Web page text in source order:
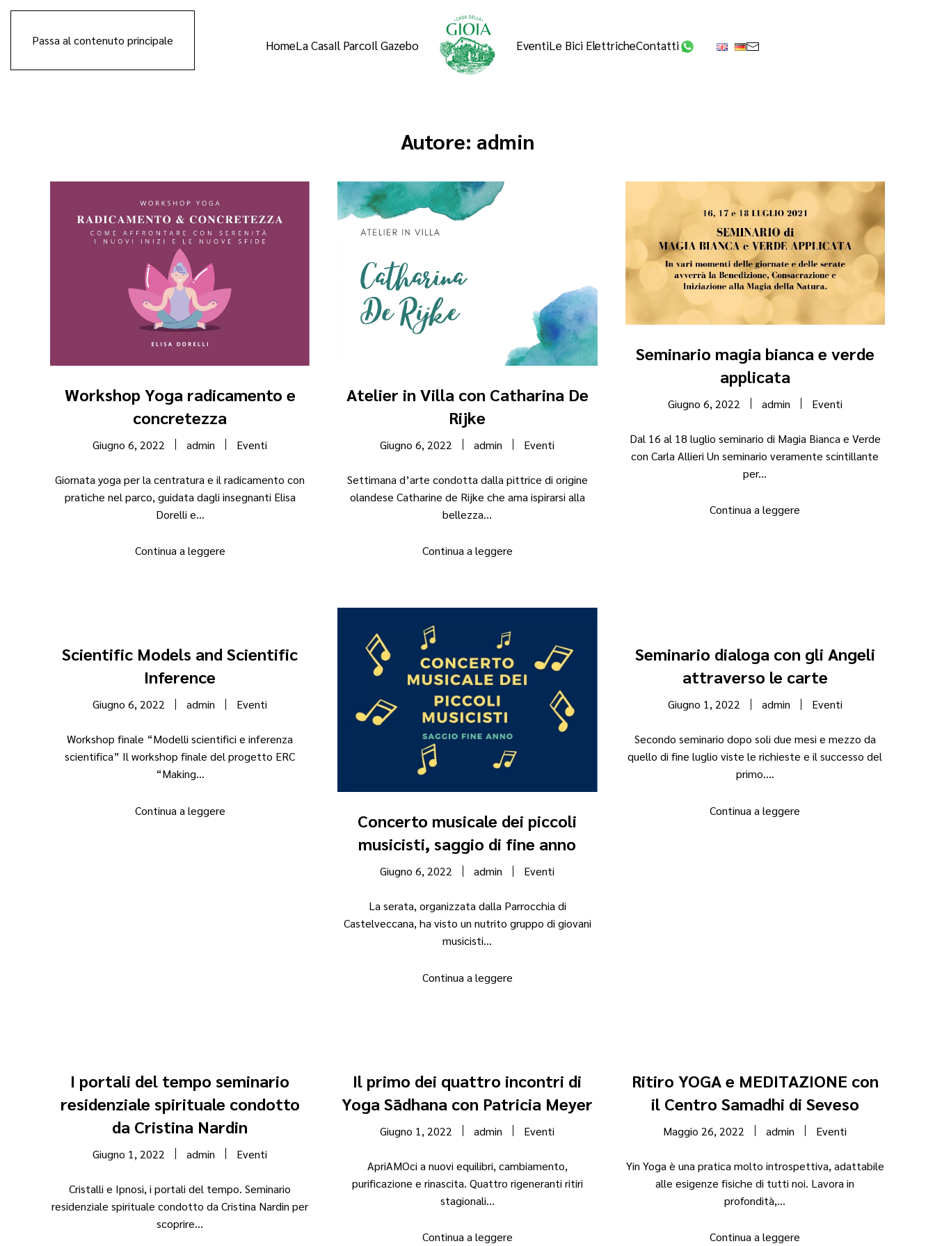
Passa al contenuto principale HomeLa CasaIl ParcoIl Gazebo EventiLe Bici ElettricheContatti
Autore: admin
Workshop Yoga radicamento e
concretezza
Giugno 6, 2022 admin Eventi
Giornata yoga per la centratura e il radicamento con
pratiche nel parco, guidata dagli insegnanti Elisa
Dorelli e...
Continua a leggere
Atelier in Villa con Catharina De
Rijke
Giugno 6, 2022 admin Eventi
Settimana d’arte condotta dalla pittrice di origine
olandese Catharine de Rijke che ama ispirarsi alla
bellezza...
Continua a leggere
Seminario magia bianca e verde
applicata
Giugno 6, 2022 admin Eventi
Dal 16 al 18 luglio seminario di Magia Bianca e Verde
con Carla Allieri Un seminario veramente scintillante
per...
Continua a leggere
Scientific Models and Scientific
Inference
Giugno 6, 2022 admin Eventi
Workshop finale “Modelli scientifici e inferenza
scientifica” Il workshop finale del progetto ERC
“Making...
Continua a leggere
Concerto musicale dei piccoli
musicisti, saggio di fine anno
Giugno 6, 2022 admin Eventi
La serata, organizzata dalla Parrocchia di
Castelveccana, ha visto un nutrito gruppo di giovani
musicisti...
Continua a leggere
Seminario dialoga con gli Angeli
attraverso le carte
Giugno 1, 2022 admin Eventi
Secondo seminario dopo soli due mesi e mezzo da
quello di fine luglio viste le richieste e il successo del
primo....
Continua a leggere
I portali del tempo seminario
residenziale spirituale condotto
da Cristina Nardin
Giugno 1, 2022 admin Eventi
Cristalli e Ipnosi, i portali del tempo. Seminario
residenziale spirituale condotto da Cristina Nardin per
scoprire...
Il primo dei quattro incontri di
Yoga Sādhana con Patricia Meyer
Giugno 1, 2022 admin Eventi
ApriAMOci a nuovi equilibri, cambiamento,
purificazione e rinascita. Quattro rigeneranti ritiri
stagionali...
Continua a leggere
Ritiro YOGA e MEDITAZIONE con
il Centro Samadhi di Seveso
Maggio 26, 2022 admin Eventi
Yin Yoga è una pratica molto introspettiva, adattabile
alle esigenze fisiche di tutti noi. Lavora in
profondità,...
Continua a leggere